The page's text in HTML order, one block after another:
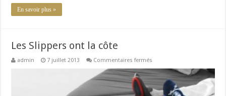
En savoir plus »
Les Slippers ont la côte
admin 7 juillet 2013 Commentaires fermés
Slippers
ont
la
côte